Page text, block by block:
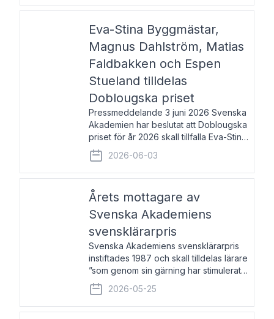
Eva-Stina Byggmästar,
Magnus Dahlström, Matias
Faldbakken och Espen
Stueland tilldelas
Doblougska priset
Pressmeddelande 3 juni 2026 Svenska
Akademien har beslutat att Doblougska
priset för år 2026 skall tillfalla Eva-Stina
Byggmästar, Magnus Dahlström, Matias
Faldbakken samt Espen Stueland.
Prisbeloppet är 200 000 svenska
2026-06-03
Årets mottagare av
Svenska Akademiens
svensklärarpris
Svenska Akademiens svensklärarpris
instiftades 1987 och skall tilldelas lärare
”som genom sin gärning har stimulerat
intresset hos unga människor för
svenska språket och litteraturen”.
Prisutdelning och samtal med
2026-05-25